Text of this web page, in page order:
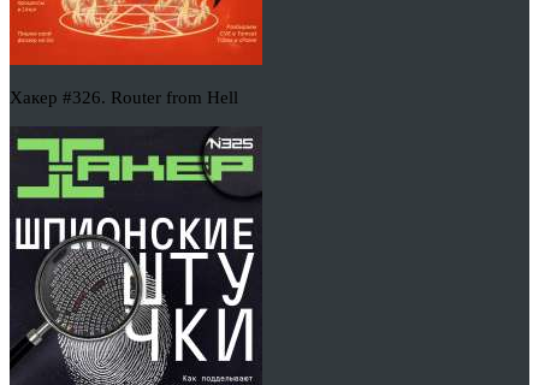
Хакер #326. Router from Hell